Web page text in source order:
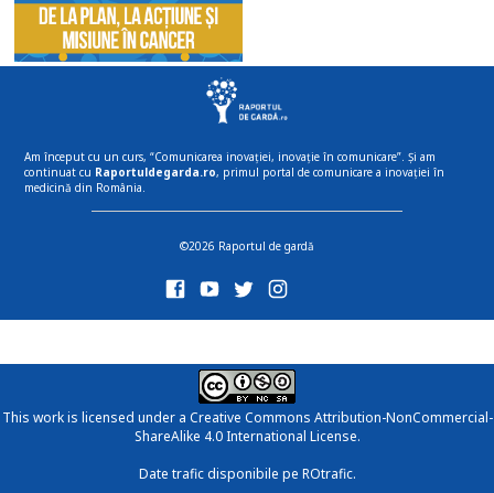
Am început cu un curs, “Comunicarea inovației, inovație în comunicare”. Și am
continuat cu Raportuldegarda.ro, primul portal de comunicare a inovației în
medicină din România.
©2026 Raportul de gardă
This work is licensed under a Creative Commons Attribution-NonCommercial-
ShareAlike 4.0 International License.
Date trafic disponibile pe ROtrafic.